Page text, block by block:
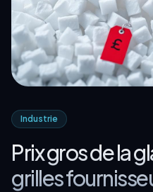
Industrie
Prix gros de la
grilles